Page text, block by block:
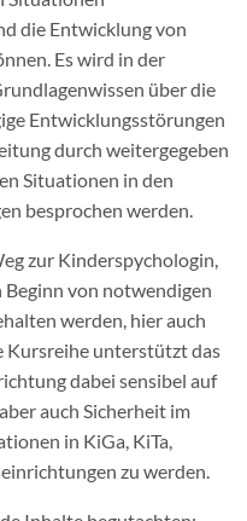
die Entwicklung von
Es wird in der
über die
Entwicklungsstörungen
durch weitergegeben
Situationen in den
besprochen werden.
zur Kinderspychologin,
von notwendigen
werden, hier auch
Kursreihe unterstützt das
dabei sensibel auf
auch Sicherheit im
in KiGa, KiTa,
zu werden.